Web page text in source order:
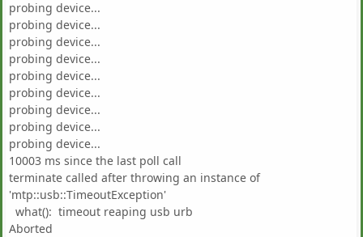
probing device...
probing device...
probing device...
probing device...
probing device...
probing device...
probing device...
probing device...
probing device...
10003 ms since the last poll call
terminate called after throwing an instance of
'mtp::usb::TimeoutException'
what(): timeout reaping usb urb
Aborted